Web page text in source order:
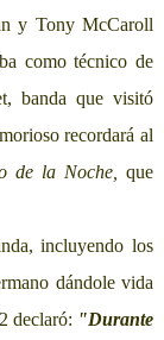
y Tony McCaroll
como técnico de
banda que visitó
recordará al
de la Noche,
que
incluyendo los
dándole vida
declaró: "Durante